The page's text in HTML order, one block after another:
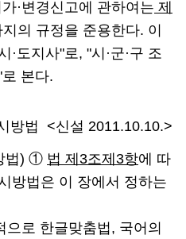
·변경신고에 관하여는 제
지의 규정을 준용한다. 이
·도지사"로, "시·군·구 조
본다.
방법 <신설 2011.10.10.>
법) ① 법 제3조제3항에 따
방법은 이 장에서 정하는
로 한글맞춤법, 국어의